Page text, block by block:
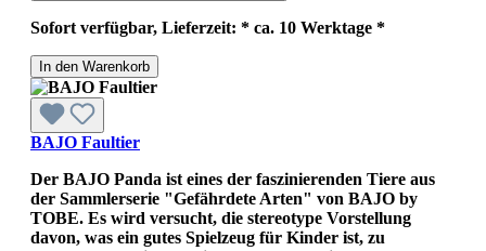
Sofort verfügbar, Lieferzeit: * ca. 10 Werktage *
In den Warenkorb
BAJO Faultier
Der BAJO Panda ist eines der faszinierenden Tiere aus
der Sammlerserie "Gefährdete Arten" von BAJO by
TOBE. Es wird versucht, die stereotype Vorstellung
davon, was ein gutes Spielzeug für Kinder ist, zu